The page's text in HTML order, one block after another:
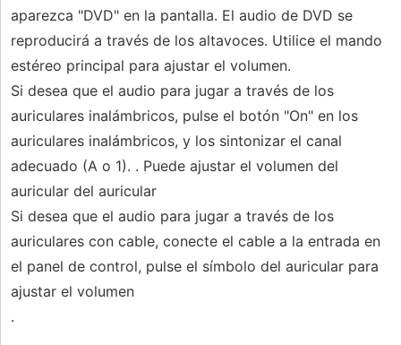
aparezca "DVD" en la pantalla. El audio de DVD se
reproducirá a través de los altavoces. Utilice el mando
estéreo principal para ajustar el volumen.
Si desea que el audio para jugar a través de los
auriculares inalámbricos, pulse el botón "On" en los
auriculares inalámbricos, y los sintonizar el canal
adecuado (A o 1). . Puede ajustar el volumen del
auricular del auricular
Si desea que el audio para jugar a través de los
auriculares con cable, conecte el cable a la entrada en
el panel de control, pulse el símbolo del auricular para
ajustar el volumen
.